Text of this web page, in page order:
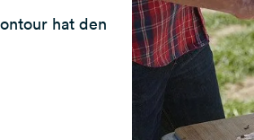
hat den